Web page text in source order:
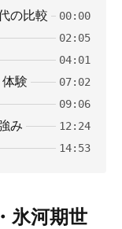
の比較 00:00
02:05
04:01
験 07:02
09:06
み 12:24
14:53
氷河期世